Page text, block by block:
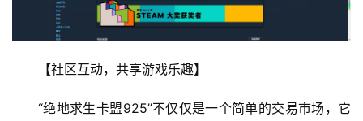
【社区互动，共享游戏乐趣】
“绝地求生卡盟925”不仅仅是一个简单的交易市场，它